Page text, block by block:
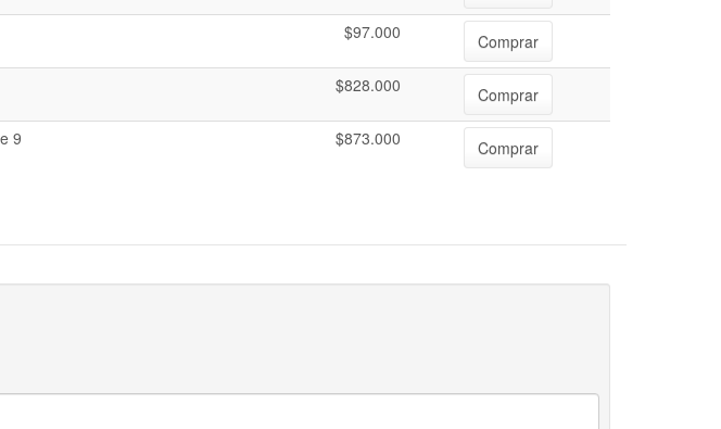
$97.000
Comprar
$828.000
Comprar
9
$873.000 Comprar